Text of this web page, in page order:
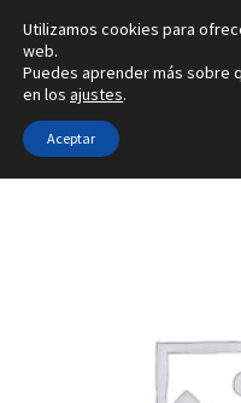
Ir
a
la
navegación
Ir
al
contenido
Inicio
Inicio Tipo de joya
Utilizamos cookies para
web.
Puedes aprender más sobre
en los ajustes.
Aceptar